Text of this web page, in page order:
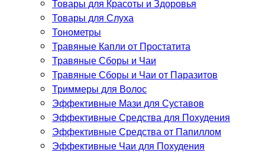
Товары для Красоты и Здоровья
Товары для Слуха
Тонометры
Травяные Капли от Простатита
Травяные Сборы и Чаи
Травяные Сборы и Чаи от Паразитов
Триммеры для Волос
Эффективные Мази для Суставов
Эффективные Средства для Похудения
Эффективные Средства от Папиллом
Эффективные Чаи для Похудения